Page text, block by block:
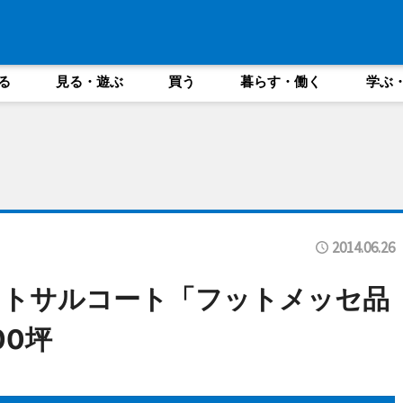
見る・遊ぶ 買う 暮らす・働く 学ぶ
2014.06.26
サルコート「フットメッセ品
坪